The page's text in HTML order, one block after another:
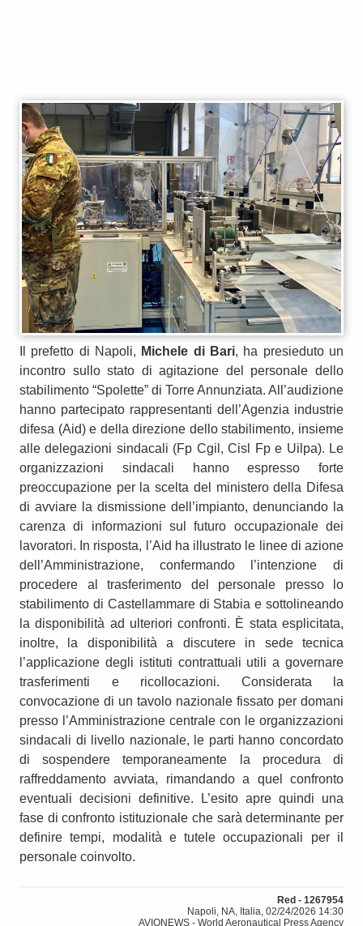
Il prefetto di Napoli, Michele di Bari, ha presieduto un
incontro sullo stato di agitazione del personale dello
stabilimento “Spolette” di Torre Annunziata. All’audizione
hanno partecipato rappresentanti dell’Agenzia industrie
difesa (Aid) e della direzione dello stabilimento, insieme
alle delegazioni sindacali (Fp Cgil, Cisl Fp e Uilpa). Le
organizzazioni sindacali hanno espresso forte
preoccupazione per la scelta del ministero della Difesa
di avviare la dismissione dell’impianto, denunciando la
carenza di informazioni sul futuro occupazionale dei
lavoratori. In risposta, l’Aid ha illustrato le linee di azione
dell’Amministrazione, confermando l’intenzione di
procedere al trasferimento del personale presso lo
stabilimento di Castellammare di Stabia e sottolineando
la disponibilità ad ulteriori confronti. È stata esplicitata,
inoltre, la disponibilità a discutere in sede tecnica
l’applicazione degli istituti contrattuali utili a governare
trasferimenti e ricollocazioni. Considerata la
convocazione di un tavolo nazionale fissato per domani
presso l’Amministrazione centrale con le organizzazioni
sindacali di livello nazionale, le parti hanno concordato
di sospendere temporaneamente la procedura di
raffreddamento avviata, rimandando a quel confronto
eventuali decisioni definitive. L’esito apre quindi una
fase di confronto istituzionale che sarà determinante per
definire tempi, modalità e tutele occupazionali per il
personale coinvolto.
Red - 1267954
Napoli, NA, Italia, 02/24/2026 14:30
AVIONEWS - World Aeronautical Press Agency